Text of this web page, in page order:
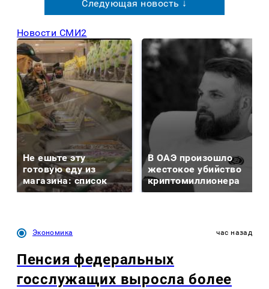
Следующая новость ↓
Новости СМИ2
Не ешьте эту
готовую еду из
магазина: список
В ОАЭ произошло
жестокое убийство
криптомиллионера
Экономика час назад
Пенсия федеральных
госслужащих выросла более